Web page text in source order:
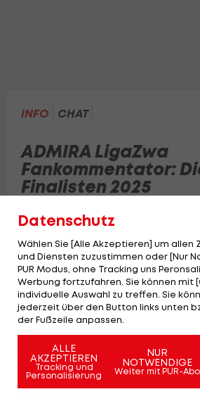
INFO CHAT
ADMIRA LigaZwa
Fankommentator:
Finalisten 2025
Die Suche nach dem Sieger des
#LigaZwa Fan-Kommentators
Zielgerade ein. Auf die
Teilnehmer warten folgende
Datenschutz
Wählen Sie [Alle Akzeptieren] um allen
und Diensten zuzustimmen oder [Nur
PUR Modus, ohne Tracking uns
Werbung fortzufahren. Sie können mit
individuelle Auswahl zu treffen. Sie
jederzeit über den Button links unten
der Fußzeile anpassen.
ALLE
AKZEPTIEREN
Tracking und
Personalisierung
NUR
NOTWENDIGE
Weiter mit PUR-Abo